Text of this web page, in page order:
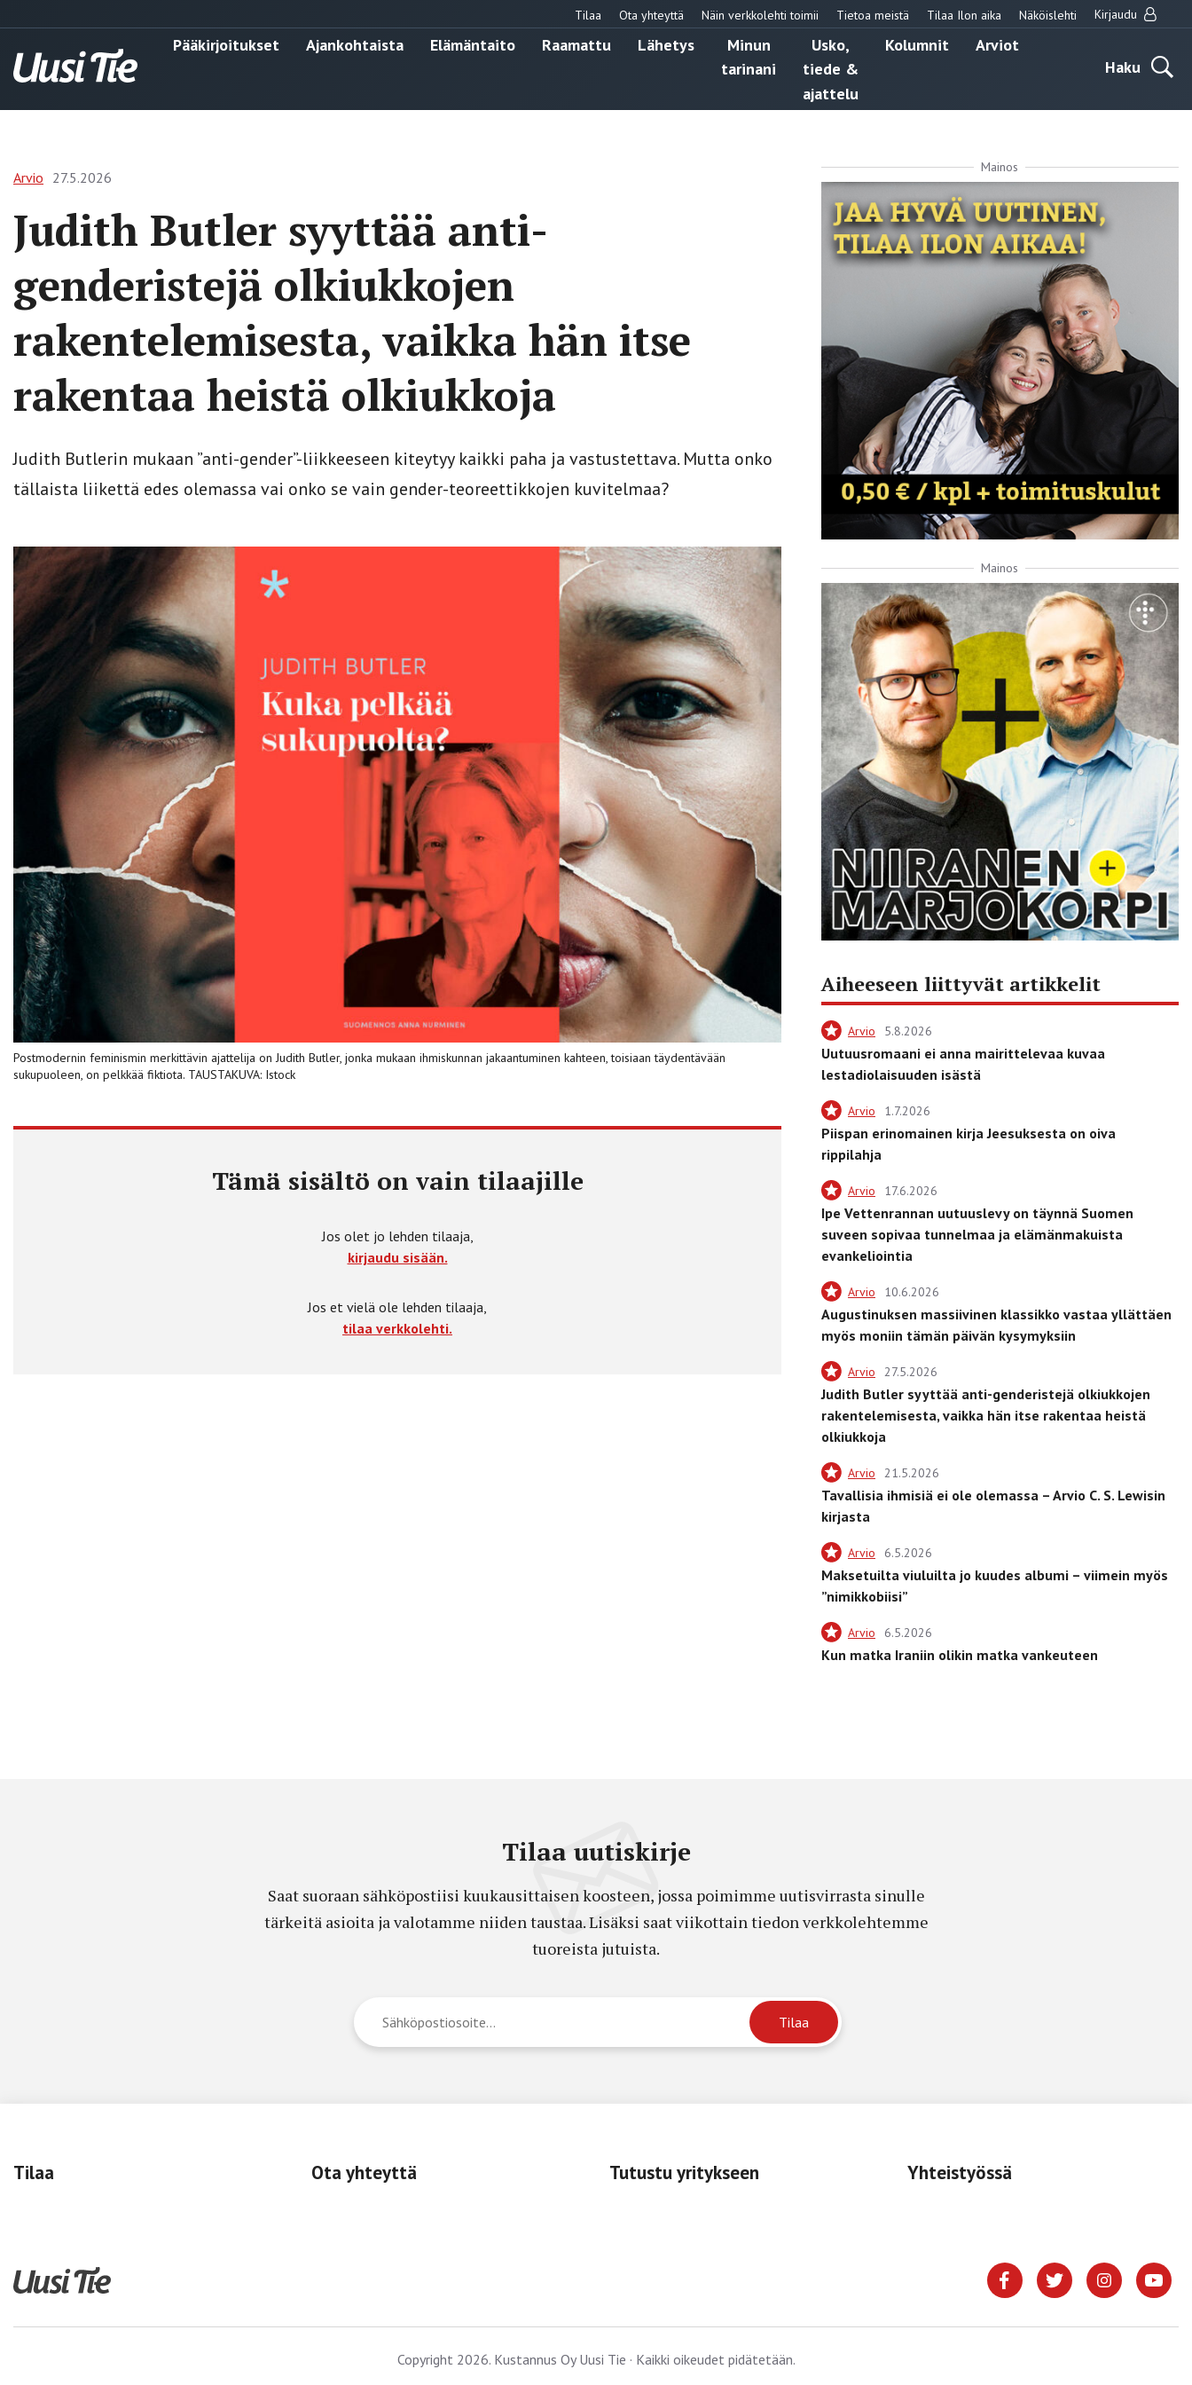
Tilaa Ota yhteyttä Näin verkkolehti toimii Tietoa meistä Tilaa Ilon aika Näköislehti Kirjaudu
Pääkirjoitukset Ajankohtaista Elämäntaito Raamattu Lähetys
Minun
tarinani
Usko,
tiede &
ajattelu
Kolumnit
Arviot
Haku
Arvio 27.5.2026
Judith Butler syyttää anti-
genderistejä olkiukkojen
rakentelemisesta, vaikka hän itse
rakentaa heistä olkiukkoja
Judith Butlerin mukaan ”anti-gender”-liikkeeseen kiteytyy kaikki paha ja vastustettava. Mutta onko
tällaista liikettä edes olemassa vai onko se vain gender-teoreettikkojen kuvitelmaa?
Postmodernin feminismin merkittävin ajattelija on Judith Butler, jonka mukaan ihmiskunnan jakaantuminen kahteen, toisiaan täydentävään
sukupuoleen, on pelkkää fiktiota. TAUSTAKUVA: Istock
Tämä sisältö on vain tilaajille
Jos olet jo lehden tilaaja,
kirjaudu sisään.
Jos et vielä ole lehden tilaaja,
tilaa verkkolehti.
Mainos
Mainos
Aiheeseen liittyvät artikkelit
Arvio 5.8.2026
Uutuusromaani ei anna mairittelevaa kuvaa
lestadiolaisuuden isästä
Arvio 1.7.2026
Piispan erinomainen kirja Jeesuksesta on oiva
rippilahja
Arvio 17.6.2026
Ipe Vettenrannan uutuuslevy on täynnä Suomen
suveen sopivaa tunnelmaa ja elämänmakuista
evankeliointia
Arvio 10.6.2026
Augustinuksen massiivinen klassikko vastaa yllättäen
myös moniin tämän päivän kysymyksiin
Arvio 27.5.2026
Judith Butler syyttää anti-genderistejä olkiukkojen
rakentelemisesta, vaikka hän itse rakentaa heistä
olkiukkoja
Arvio 21.5.2026
Tavallisia ihmisiä ei ole olemassa – Arvio C. S. Lewisin
kirjasta
Arvio 6.5.2026
Maksetuilta viuluilta jo kuudes albumi – viimein myös
”nimikkobiisi”
Arvio 6.5.2026
Kun matka Iraniin olikin matka vankeuteen
Tilaa uutiskirje
Saat suoraan sähköpostiisi kuukausittaisen koosteen, jossa poimimme uutisvirrasta sinulle
tärkeitä asioita ja valotamme niiden taustaa. Lisäksi saat viikottain tiedon verkkolehtemme
tuoreista jutuista.
Tilaa Ota yhteyttä Tutustu yritykseen Yhteistyössä
Copyright 2026. Kustannus Oy Uusi Tie · Kaikki oikeudet pidätetään.